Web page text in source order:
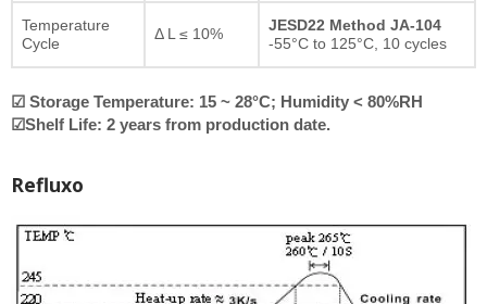
Temperature
Cycle
Δ L ≤ 10%
JESD22 Method JA-104
-55°C to 125°C, 10 cycles
☑ Storage Temperature: 15 ~ 28°C; Humidity < 80%RH
☑Shelf Life: 2 years from production date.
Refluxo